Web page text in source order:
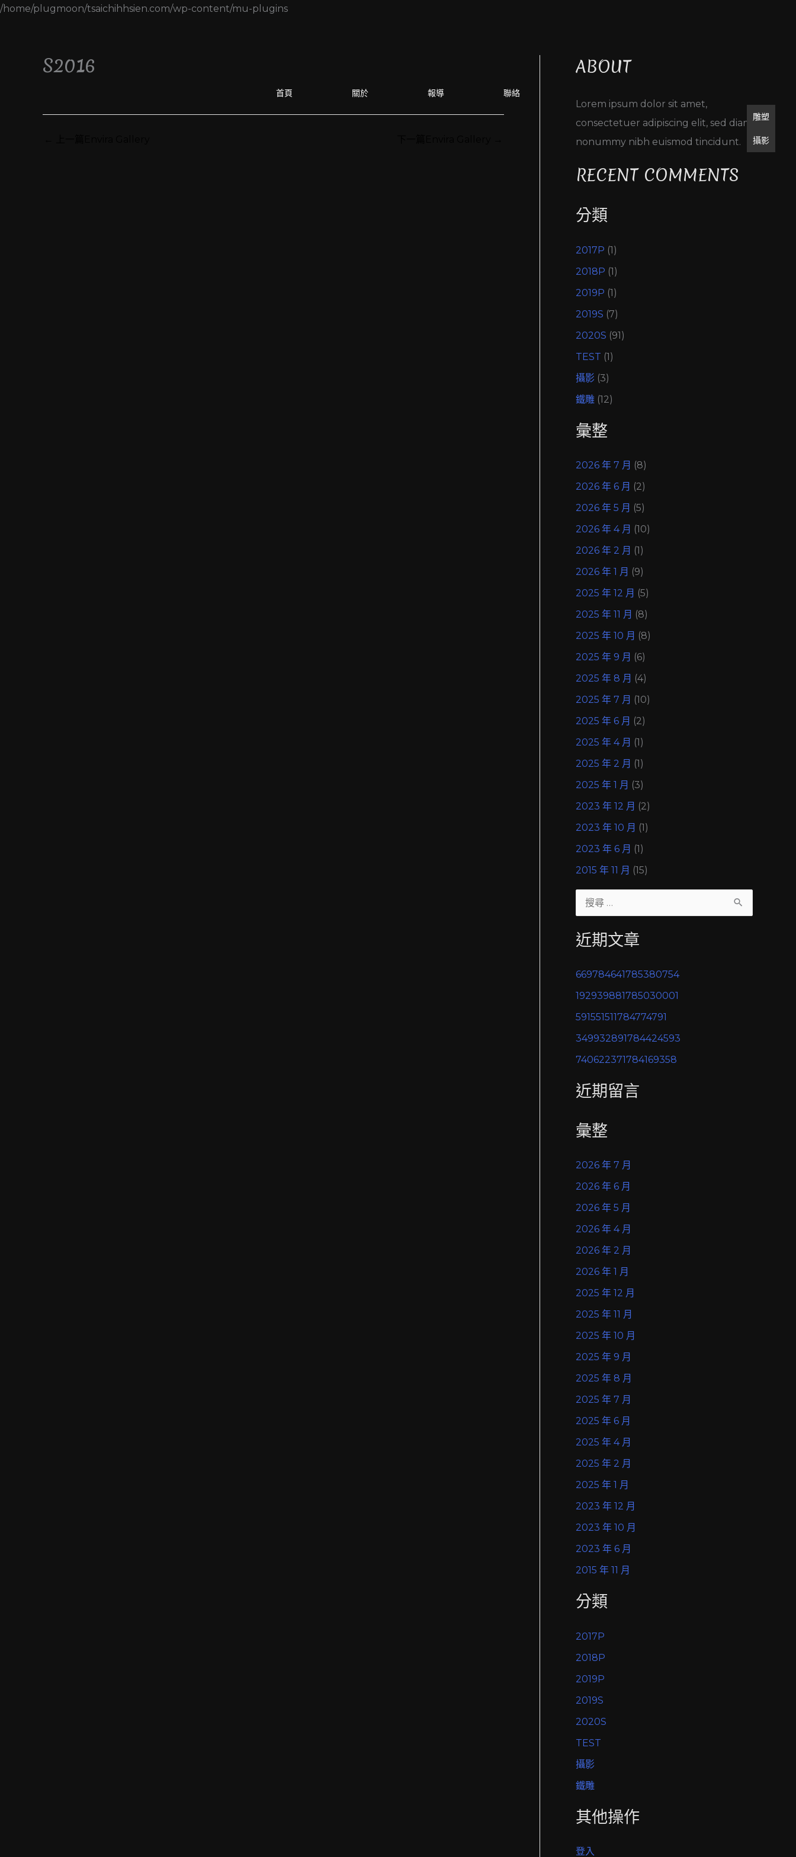
/home/plugmoon/tsaichihhsien.com/wp-content/mu-plugins跳
容
首頁 關於 報導 聯絡
雕塑
攝影
S2016 ABOUT
Lorem ipsum dolor sit amet,
consectetuer adipiscing elit, sed diam
nonummy nibh euismod tincidunt.
RECENT COMMENTS
分類
2017P (1)
2018P (1)
2019P (1)
2019S (7)
2020S (91)
TEST (1)
攝影 (3)
鐵雕 (12)
彙整
2026 年 7 月 (8)
2026 年 6 月 (2)
2026 年 5 月 (5)
2026 年 4 月 (10)
2026 年 2 月 (1)
2026 年 1 月 (9)
2025 年 12 月 (5)
2025 年 11 月 (8)
2025 年 10 月 (8)
2025 年 9 月 (6)
2025 年 8 月 (4)
2025 年 7 月 (10)
2025 年 6 月 (2)
2025 年 4 月 (1)
2025 年 2 月 (1)
2025 年 1 月 (3)
2023 年 12 月 (2)
2023 年 10 月 (1)
2023 年 6 月 (1)
2015 年 11 月 (15)
關
字
近期文章
669784641785380754
192939881785030001
591551511784774791
349932891784424593
740622371784169358
近期留言
彙整
2026 年 7 月
2026 年 6 月
2026 年 5 月
2026 年 4 月
2026 年 2 月
2026 年 1 月
2025 年 12 月
2025 年 11 月
2025 年 10 月
2025 年 9 月
2025 年 8 月
2025 年 7 月
2025 年 6 月
2025 年 4 月
2025 年 2 月
2025 年 1 月
2023 年 12 月
2023 年 10 月
2023 年 6 月
2015 年 11 月
分類
2017P
2018P
2019P
2019S
2020S
TEST
攝影
鐵雕
其他操作
登入